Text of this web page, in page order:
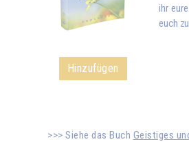
Hinzufügen
ihr
euch
Siehe das Buch Geistiges